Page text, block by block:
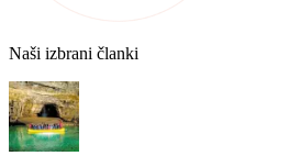
Naši izbrani članki